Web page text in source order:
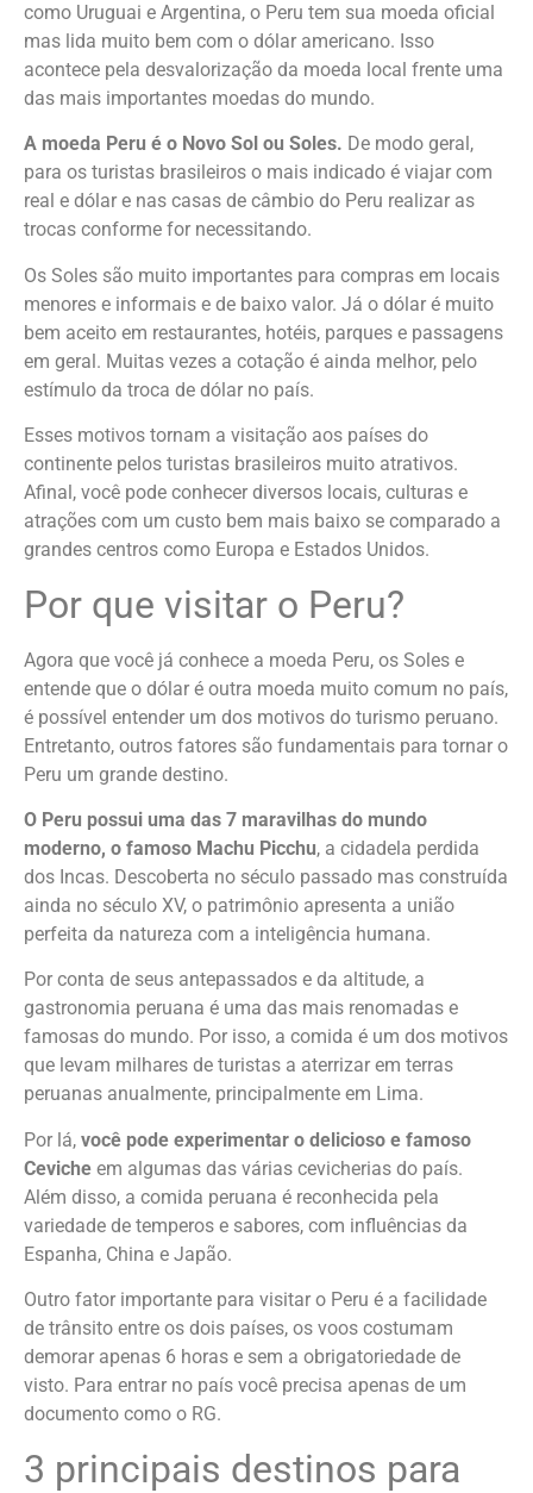
como Uruguai e Argentina, o Peru tem sua moeda oficial
mas lida muito bem com o dólar americano. Isso
acontece pela desvalorização da moeda local frente uma
das mais importantes moedas do mundo.
A moeda Peru é o Novo Sol ou Soles. De modo geral,
para os turistas brasileiros o mais indicado é viajar com
real e dólar e nas casas de câmbio do Peru realizar as
trocas conforme for necessitando.
Os Soles são muito importantes para compras em locais
menores e informais e de baixo valor. Já o dólar é muito
bem aceito em restaurantes, hotéis, parques e passagens
em geral. Muitas vezes a cotação é ainda melhor, pelo
estímulo da troca de dólar no país.
Esses motivos tornam a visitação aos países do
continente pelos turistas brasileiros muito atrativos.
Afinal, você pode conhecer diversos locais, culturas e
atrações com um custo bem mais baixo se comparado a
grandes centros como Europa e Estados Unidos.
Por que visitar o Peru?
Agora que você já conhece a moeda Peru, os Soles e
entende que o dólar é outra moeda muito comum no país,
é possível entender um dos motivos do turismo peruano.
Entretanto, outros fatores são fundamentais para tornar o
Peru um grande destino.
O Peru possui uma das 7 maravilhas do mundo
moderno, o famoso Machu Picchu, a cidadela perdida
dos Incas. Descoberta no século passado mas construída
ainda no século XV, o patrimônio apresenta a união
perfeita da natureza com a inteligência humana.
Por conta de seus antepassados e da altitude, a
gastronomia peruana é uma das mais renomadas e
famosas do mundo. Por isso, a comida é um dos motivos
que levam milhares de turistas a aterrizar em terras
peruanas anualmente, principalmente em Lima.
Por lá, você pode experimentar o delicioso e famoso
Ceviche em algumas das várias cevicherias do país.
Além disso, a comida peruana é reconhecida pela
variedade de temperos e sabores, com influências da
Espanha, China e Japão.
Outro fator importante para visitar o Peru é a facilidade
de trânsito entre os dois países, os voos costumam
demorar apenas 6 horas e sem a obrigatoriedade de
visto. Para entrar no país você precisa apenas de um
documento como o RG.
3 principais destinos para